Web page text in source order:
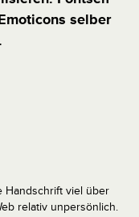
selber
Handschrift viel über
relativ unpersönlich.